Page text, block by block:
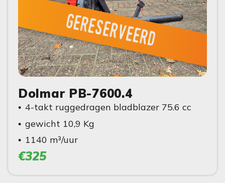
gereserveerd
Dolmar PB-7600.4
4-takt ruggedragen bladblazer 75.6 cc
gewicht 10,9 Kg
1140 m³/uur
€325